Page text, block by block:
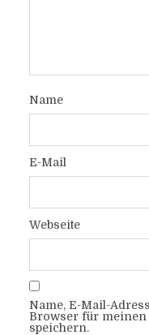
Name
E-Mail
Webseite
Name, E-Mail-
Browser für
speichern.